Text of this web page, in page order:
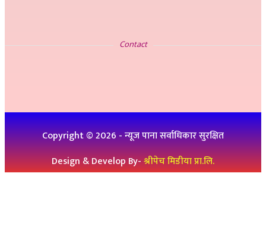
Contact
Copyright ©2026- न्यूज पाना सर्वाधिकार सुरक्षित
Design & Develop By-श्रीपेच मिडीया प्रा.लि.